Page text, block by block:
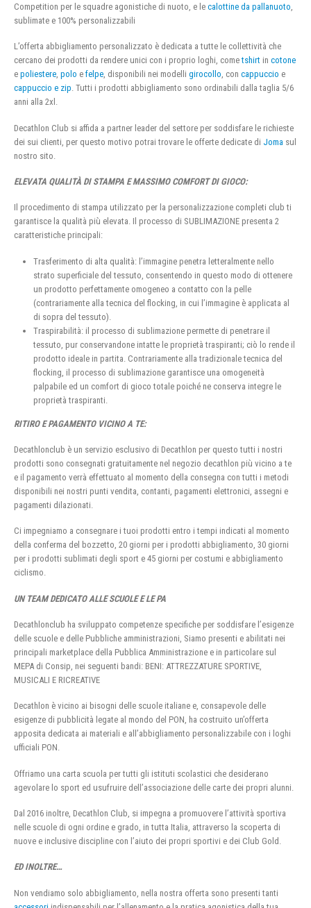
Competition per le squadre agonistiche di nuoto, e le calottine da pallanuoto,
sublimate e 100% personalizzabili
L’offerta abbigliamento personalizzato è dedicata a tutte le collettività che
cercano dei prodotti da rendere unici con i proprio loghi, cometshirt in cotone
e poliestere, polo e felpe, disponibili nei modelli girocollo, con cappuccio e
cappuccio e zip. Tutti i prodotti abbigliamento sono ordinabili dalla taglia 5/6
anni alla 2xl.
Decathlon Club si affida a partner leader del settore per soddisfare le richieste
dei sui clienti, per questo motivo potrai trovare le offerte dedicate di Joma sul
nostro sito.
ELEVATA QUALITÀ DI STAMPA E MASSIMO COMFORT DI GIOCO:
Il procedimento di stampa utilizzato per la personalizzazione completi club ti
garantisce la qualità più elevata. Il processo di SUBLIMAZIONE presenta 2
caratteristiche principali:
Trasferimento di alta qualità: l’immagine penetra letteralmente nello
strato superficiale del tessuto, consentendo in questo modo di ottenere
un prodotto perfettamente omogeneo a contatto con la pelle
(contrariamente alla tecnica del flocking, in cui l’immagine è applicata al
di sopra del tessuto).
Traspirabilità: il processo di sublimazione permette di penetrare il
tessuto, pur conservandone intatte le proprietà traspiranti; ciò lo rende il
prodotto ideale in partita. Contrariamente alla tradizionale tecnica del
flocking, il processo di sublimazione garantisce una omogeneità
palpabile ed un comfort di gioco totale poiché ne conserva integre le
proprietà traspiranti.
RITIRO E PAGAMENTO VICINO A TE:
Decathlonclub è un servizio esclusivo di Decathlon per questo tutti i nostri
prodotti sono consegnati gratuitamente nel negozio decathlon più vicino a te
e il pagamento verrà effettuato al momento della consegna con tutti i metodi
disponibili nei nostri punti vendita, contanti, pagamenti elettronici, assegni e
pagamenti dilazionati.
Ci impegniamo a consegnare i tuoi prodotti entro i tempi indicati al momento
della conferma del bozzetto, 20 giorni per i prodotti abbigliamento, 30 giorni
per i prodotti sublimati degli sport e 45 giorni per costumi e abbigliamento
ciclismo.
UN TEAM DEDICATO ALLE SCUOLE E LE PA
Decathlonclub ha sviluppato competenze specifiche per soddisfare l’esigenze
delle scuole e delle Pubbliche amministrazioni, Siamo presenti e abilitati nei
principali marketplace della Pubblica Amministrazione e in particolare sul
MEPA di Consip, nei seguenti bandi: BENI: ATTREZZATURE SPORTIVE,
MUSICALI E RICREATIVE
Decathlon è vicino ai bisogni delle scuole italiane e, consapevole delle
esigenze di pubblicità legate al mondo del PON, ha costruito un’offerta
apposita dedicata ai materiali e all’abbigliamento personalizzabile con i loghi
ufficiali PON.
Offriamo una carta scuola per tutti gli istituti scolastici che desiderano
agevolare lo sport ed usufruire dell’associazione delle carte dei propri alunni.
Dal 2016 inoltre, Decathlon Club, si impegna a promuovere l’attività sportiva
nelle scuole di ogni ordine e grado, in tutta Italia, attraverso la scoperta di
nuove e inclusive discipline con l’aiuto dei propri sportivi e dei Club Gold.
ED INOLTRE…
Non vendiamo solo abbigliamento, nella nostra offerta sono presenti tanti